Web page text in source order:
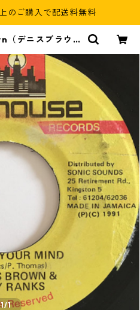
のご購入で配送料無料
デニスブラウ
Your Mind
Soul
1/1